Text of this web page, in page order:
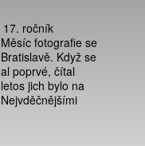
17. ročník
fotografie se
Když se
poprvé, čítal
jich bylo na